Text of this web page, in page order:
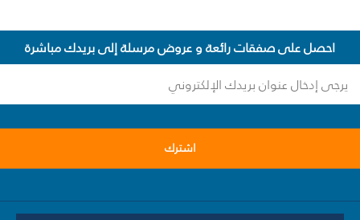
احصل على صفقات رائعة و عروض مرسلة إلى بريدك مباشرة
اشترك